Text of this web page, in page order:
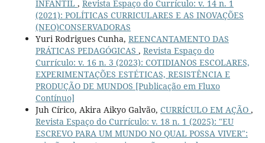
INFANTIL , Revista Espaço do Currículo: v. 14 n. 1
(2021): POLÍTICAS CURRICULARES E AS INOVAÇÕES
(NEO)CONSERVADORAS
Yuri Rodrigues Cunha, REENCANTAMENTO DAS
PRÁTICAS PEDAGÓGICAS , Revista Espaço do
Currículo: v. 16 n. 3 (2023): COTIDIANOS ESCOLARES,
EXPERIMENTAÇÕES ESTÉTICAS, RESISTÊNCIA E
PRODUÇÃO DE MUNDOS [Publicação em Fluxo
Contínuo]
Juh Círico, Akira Aikyo Galvão, CURRÍCULO EM AÇÃO ,
Revista Espaço do Currículo: v. 18 n. 1 (2025): "EU
ESCREVO PARA UM MUNDO NO QUAL POSSA VIVER":